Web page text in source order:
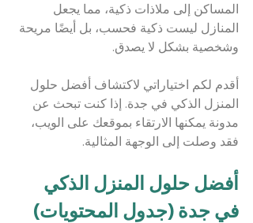
المساكن إلى ملاذات ذكية، مما يجعل
المنازل ليست ذكية فحسب، بل أيضًا مريحة
وشخصية بشكل لا يصدق.
أقدم لكم اختياراتي لاكتشاف أفضل حلول
المنزل الذكي في جدة. إذا كنت تبحث عن
مدونة يمكنها الارتقاء بموقعك على الويب،
فقد وصلت إلى الوجهة المثالية.
أفضل حلول المنزل الذكي
في جدة (جدول المحتويات)